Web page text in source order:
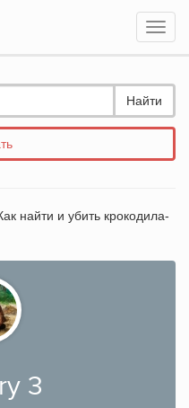
Найти
найти и убить крокодила-
3